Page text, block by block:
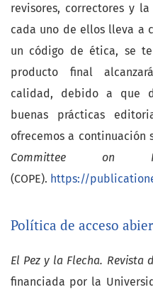
revisores, correctores y
cada uno de ellos lleva a
un código de ética, se
producto final
calidad, debido a que
buenas prácticas
ofrecemos a continuación
Committee on
(COPE). https://
Política de acceso
El Pez y la Flecha. Revista
financiada por la